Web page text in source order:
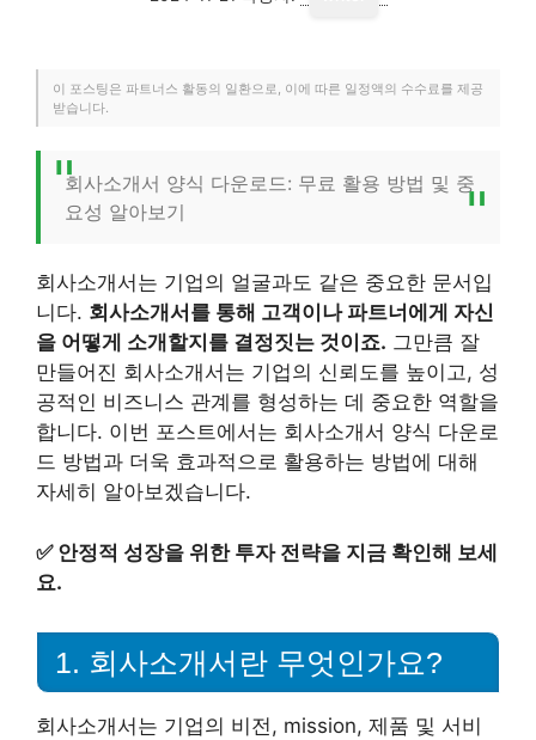
이 포스팅은 파트너스 활동의 일환으로, 이에 따른 일정액의 수수료를 제공
받습니다.
회사소개서 양식 다운로드: 무료 활용 방법 및 중
요성 알아보기
회사소개서는 기업의 얼굴과도 같은 중요한 문서입
니다. 회사소개서를 통해 고객이나 파트너에게 자신
을 어떻게 소개할지를 결정짓는 것이죠. 그만큼 잘
만들어진 회사소개서는 기업의 신뢰도를 높이고, 성
공적인 비즈니스 관계를 형성하는 데 중요한 역할을
합니다. 이번 포스트에서는 회사소개서 양식 다운로
드 방법과 더욱 효과적으로 활용하는 방법에 대해
자세히 알아보겠습니다.
✅ 안정적 성장을 위한 투자 전략을 지금 확인해 보세
요.
1. 회사소개서란 무엇인가요?
회사소개서는 기업의 비전, mission, 제품 및 서비